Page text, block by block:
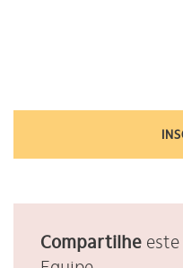
Compartilhe